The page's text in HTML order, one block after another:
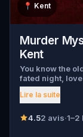
📍 Kent
Murder
Kent
You know the
fated night,
and Walter
found dead
Walter, the
Lire la suite
4.52 avis·1–2